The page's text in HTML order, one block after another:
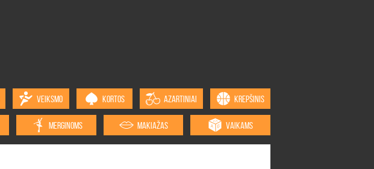
VEIKSMO KORTOS AZARTINIAI KREPŠINIS
MERGINOMS MAKIAŽAS VAIKAMS